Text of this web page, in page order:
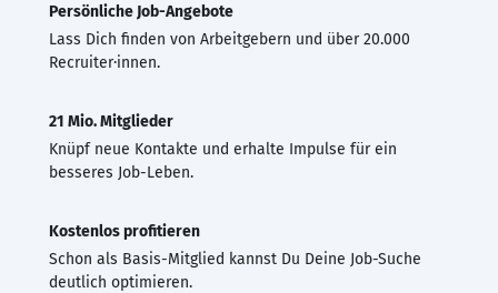
Persönliche Job-Angebote
Lass Dich finden von Arbeitgebern und über 20.000
Recruiter·innen.
21 Mio. Mitglieder
Knüpf neue Kontakte und erhalte Impulse für ein
besseres Job-Leben.
Kostenlos profitieren
Schon als Basis-Mitglied kannst Du Deine Job-Suche
deutlich optimieren.